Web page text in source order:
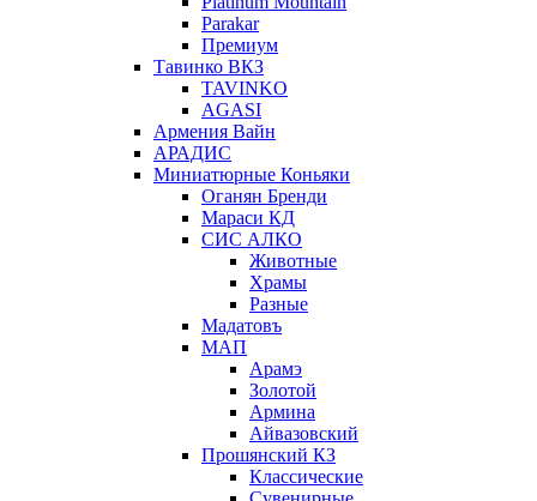
Parakar
Премиум
Тавинко ВКЗ
TAVINKO
AGASI
Армения Вайн
АРАДИС
Миниатюрные Коньяки
Оганян Бренди
Мараси КД
СИС АЛКО
Животные
Храмы
Разные
Мадатовъ
МАП
Арамэ
Золотой
Армина
Айвазовский
Прошянский КЗ
Классические